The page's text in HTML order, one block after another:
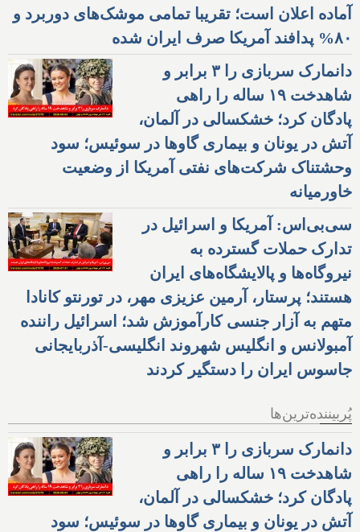
آماده اعلان است؛ تقریبا تمامی موشک‌های دوربرد و
۸۰% پدافند آمریکا صرف ایران شده
دانمارک سربازی را ۳ برابر و
شاهدخت ۱۹ ساله را راهی
پادگان کرد؛ خشکسالی در آلمان،
آتش در یونان و بیماری گاوها در سوئیس؛ سود
وحشتناک شرکت‌های نفتی آمریکا از وضعیت
خاورمیانه
سی‌بی‌اس: آمریکا و اسرائیل در
تدارک حملات گسترده به
نیروگاه‌ها و پالایشگاه‌های ایران
هستند؛ پرستار، آرمین عزیزی مهر، در تورنتو کانادا
متهم به آزار جنسی کارآموزش شد؛ اسرائیل راننده
آمبولانس و انگلیس شهروند انگلیسی-آذربایجانی
جاسوس ایران را دستگیر کردند
پُربیننده‌ترین‌ها
دانمارک سربازی را ۳ برابر و
شاهدخت ۱۹ ساله را راهی
پادگان کرد؛ خشکسالی در آلمان،
آتش در یونان و بیماری گاوها در سوئیس؛ سود